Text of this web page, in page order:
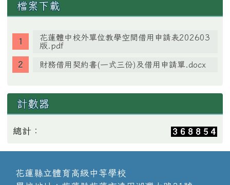
檔案下載
花蓮體中校外單位教學空間借用申請表202603
版.pdf
財務借用契約書(一式三份)及借用申請單.docx
計數器
總計：
花蓮縣立體育高級中等學校